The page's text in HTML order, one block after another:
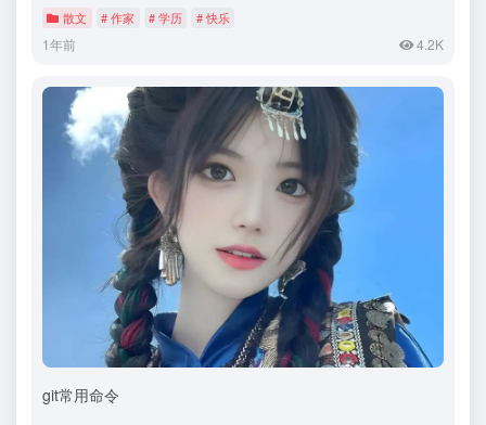
散文 # 作家 # 学历 # 快乐
1年前 4.2K
git常用命令